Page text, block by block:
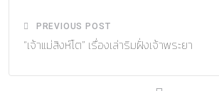
PREVIOUS POST
“เจ้าแม่สิงห์โต” เรื่องเล่าริมฝั่งเจ้าพระยา